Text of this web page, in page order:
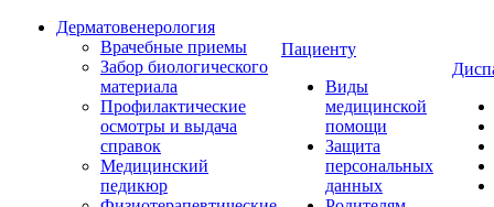
Дерматовенерология
Врачебные приемы
Забор биологического
материала
Профилактические
осмотры и выдача
справок
Медицинский
педикюр
Пациенту
Виды
медицинской
помощи
Защита
персональных
данных